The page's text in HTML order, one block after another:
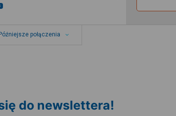
Późniejsze połączenia
do newslettera!